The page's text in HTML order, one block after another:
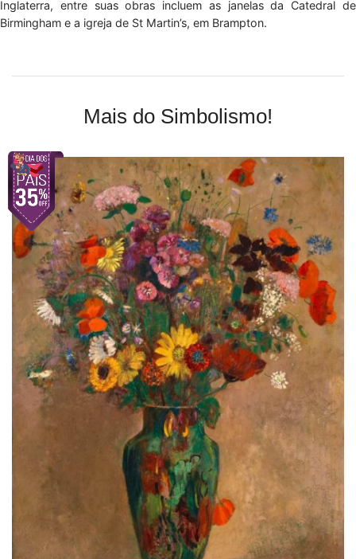
Inglaterra, entre suas obras incluem as janelas da Catedral de
Birmingham e a igreja de St Martin’s, em Brampton.
Mais do Simbolismo!